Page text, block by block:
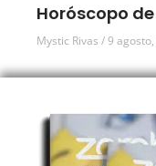
Horóscopo
Mystic Rivas 9